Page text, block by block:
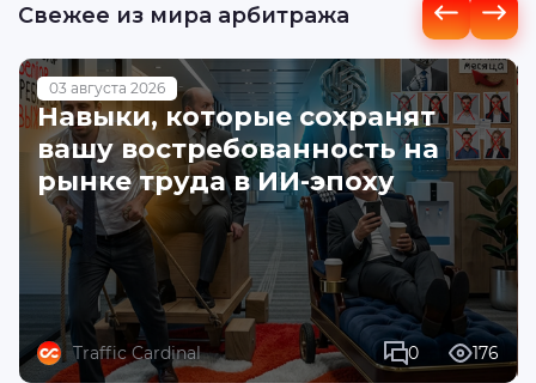
Свежее из мира арбитража
03 августа 2026
Навыки, которые сохранят
вашу востребованность на
рынке труда в ИИ-эпоху
Traffic Cardinal 0 176